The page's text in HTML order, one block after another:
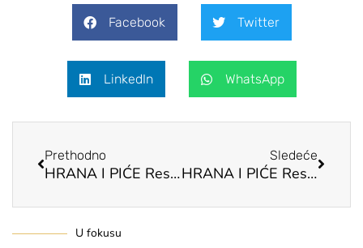
Facebook Twitter
LinkedIn WhatsApp
Prethodno
HRANA I PIĆE Restoran Tri tačke
Sledeće
HRANA I PIĆE Restoran Ribolovačka priča
U fokusu